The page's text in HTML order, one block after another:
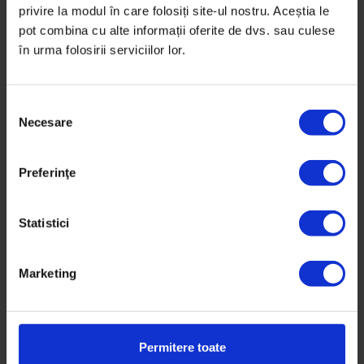
privire la modul în care folosiți site-ul nostru. Aceștia le
pot combina cu alte informații oferite de dvs. sau culese
în urma folosirii serviciilor lor.
Necesare
Preferinţe
Statistici
Marketing
Permitere toate